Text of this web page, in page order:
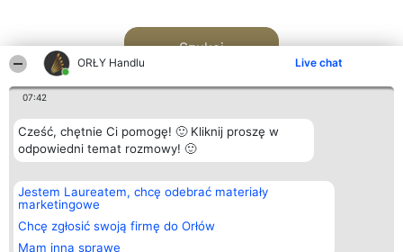
ORŁY Handlu Live chat
07:42
Cześć, chętnie Ci pomogę! 🙂 Kliknij proszę w
odpowiedni temat rozmowy! 🙂
Jestem Laureatem, chcę odebrać materiały
marketingowe
Chcę zgłosić swoją firmę do Orłów
Mam inną sprawę
Szukaj
Organizator plebiscytu
Bright Side Solutions sp. z o.
o. sp. k.
ul. Ruska 22
Wrocław 50-079
KRS 0000749100 | Regon
Plebiscyt
Laureaci
wszystkich
Laureatów
Kontakt
Kontakt